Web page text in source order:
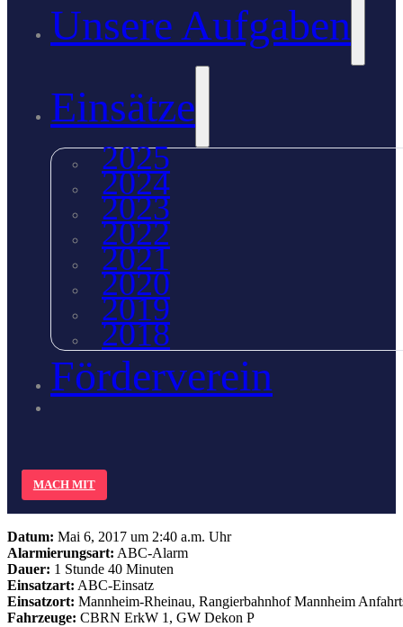
Unsere Aufgaben
Einsätze
2025
2024
2023
2022
2021
2020
2019
2018
Förderverein
MACH MIT
Datum: Mai 6, 2017 um 2:40 a.m. Uhr
Alarmierungsart: ABC-Alarm
Dauer: 1 Stunde 40 Minuten
Einsatzart: ABC-Einsatz
Einsatzort: Mannheim-Rheinau, Rangierbahnhof Mannheim
Fahrzeuge: CBRN ErkW 1, GW Dekon P